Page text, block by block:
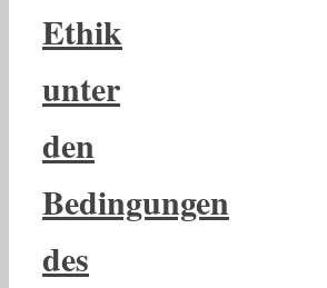
Ethik
unter
den
Bedingungen
des